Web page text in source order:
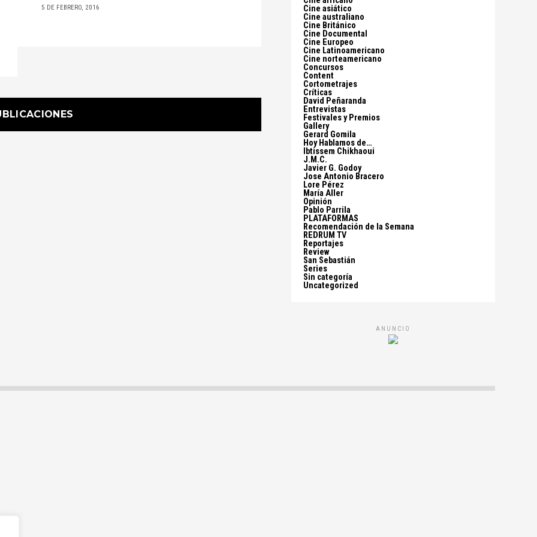
5 DE FEBRERO, 2016
Cine asiático
Cine australiano
Cine Británico
Cine Documental
Cine Europeo
Cine Latinoamericano
Cine norteamericano
Concursos
Content
Cortometrajes
Críticas
David Peñaranda
Entrevistas
Festivales y Premios
Gallery
Gerard Gomila
Hoy Hablamos de…
Ibtissem Chikhaoui
J.M.C.
Javier G. Godoy
Jose Antonio Bracero
Lore Pérez
María Aller
Opinión
Pablo Parrila
PLATAFORMAS
Recomendación de la Semana
REDRUM TV
Reportajes
Review
San Sebastián
Series
Sin categoría
Uncategorized
ANUNCIO